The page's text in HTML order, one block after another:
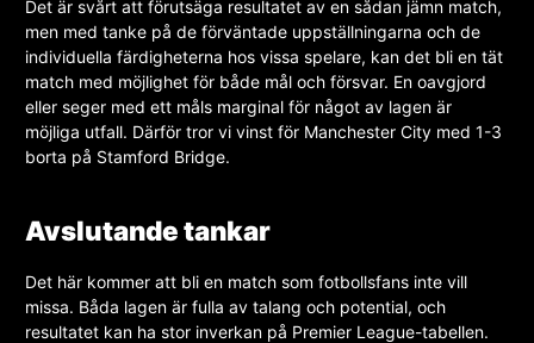
Det är svårt att förutsäga resultatet av en sådan jämn match,
men med tanke på de förväntade uppställningarna och de
individuella färdigheterna hos vissa spelare, kan det bli en tät
match med möjlighet för både mål och försvar. En oavgjord
eller seger med ett måls marginal för något av lagen är
möjliga utfall. Därför tror vi vinst för Manchester City med 1-3
borta på Stamford Bridge.
Avslutande tankar
Det här kommer att bli en match som fotbollsfans inte vill
missa. Båda lagen är fulla av talang och potential, och
resultatet kan ha stor inverkan på Premier League-tabellen.